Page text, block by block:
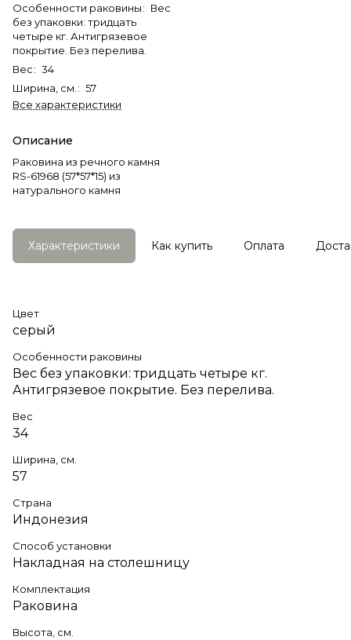
Особенности раковины: Вес
без упаковки: тридцать
четыре кг. Антигрязевое
покрытие. Без перелива.
Вес: 34
Ширина, см. : 57
Все характеристики
Описание
Раковина из речного камня
RS-61968 (57*57*15) из
натурального камня
Характеристики Как купить Оплата
Цвет
серый
Особенности раковины
Вес без упаковки: тридцать четыре кг.
Антигрязевое покрытие. Без перелива.
Вес
34
Ширина, см.
57
Страна
Индонезия
Способ установки
Накладная на столешницу
Комплектация
Раковина
Высота, см.